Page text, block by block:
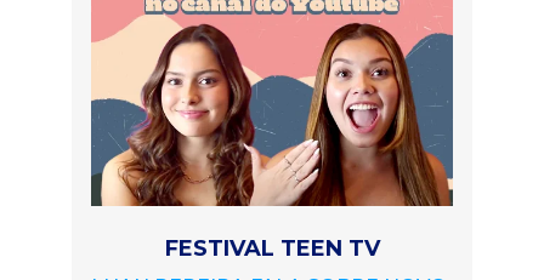
FESTIVAL TEEN TV